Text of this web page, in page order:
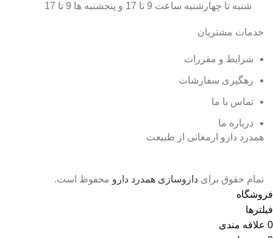
شنبه تا چهارشنبه ساعت 9 تا 17 و پنجشنبه ها 9 تا 17
خدمات مشتریان
شرایط و مقررات
رهگیری سفارشات
تماس با ما
درباره ما
همدرد دارو ارمغانی از طبیعت
تمام حقوق برای داروسازی همدرد دارو محفوظ است.
فروشگاه
فیلترها
0 علاقه مندی